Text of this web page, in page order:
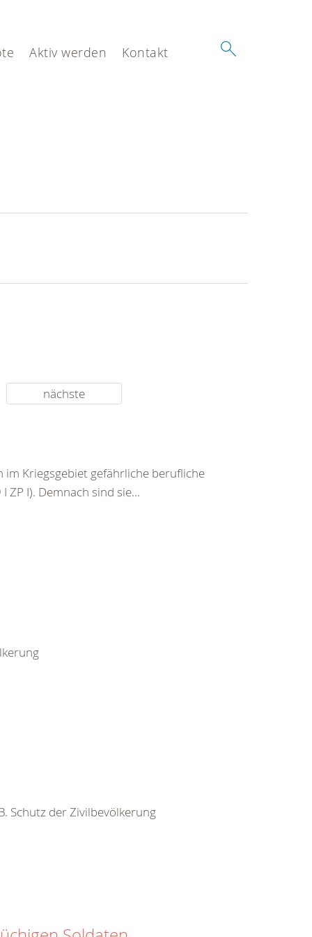
Aktiv werden Kontakt
nächste
im Kriegsgebiet gefährliche berufliche
I). Demnach sind sie...
Schutz der Zivilbevölkerung